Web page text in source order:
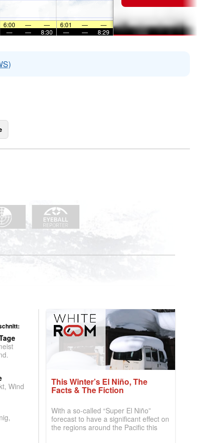
6:00 — — 6:01 —
—
— — 8:30 — — 8:29
Wind
This Winter’s El Niño, The
Facts & The Fiction
With a so-called “Super El Niño”
forecast to have a significant effect on
the regions around the Pacific this